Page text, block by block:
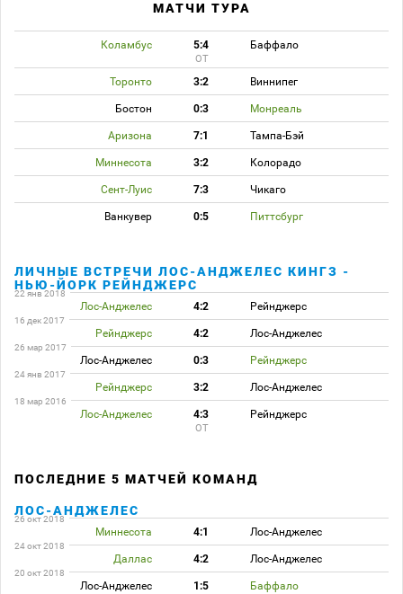
МАТЧИ ТУРА
Коламбус 5:4 Баффало
ОТ
Торонто 3:2 Виннипег
Бостон 0:3 Монреаль
Аризона 7:1 Тампа-Бэй
Миннесота 3:2 Колорадо
Сент-Луис 7:3 Чикаго
Ванкувер 0:5 Питтсбург
ЛИЧНЫЕ ВСТРЕЧИ ЛОС-АНДЖЕЛЕС КИНГЗ -
НЬЮ-ЙОРК РЕЙНДЖЕРС
22 янв 2018
Лос-Анджелес 4:2 Рейнджерс
16 дек 2017
Рейнджерс 4:2 Лос-Анджелес
26 мар 2017
Лос-Анджелес 0:3 Рейнджерс
24 янв 2017
Рейнджерс 3:2 Лос-Анджелес
18 мар 2016
Лос-Анджелес 4:3 Рейнджерс
ОТ
ПОСЛЕДНИЕ 5 МАТЧЕЙ КОМАНД
ЛОС-АНДЖЕЛЕС
26 окт 2018
Миннесота 4:1 Лос-Анджелес
24 окт 2018
Даллас 4:2 Лос-Анджелес
20 окт 2018
Лос-Анджелес 1:5 Баффало